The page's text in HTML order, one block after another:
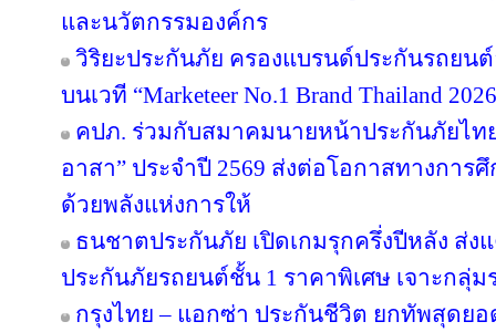
และนวัตกรรมองค์กร
วิริยะประกันภัย ครองแบรนด์ประกันรถยน
บนเวที “Marketeer No.1 Brand Thailand
คปภ. ร่วมกับสมาคมนายหน้าประกันภัยไท
อาสา” ประจำปี 2569 ส่งต่อโอกาสทางการ
ด้วยพลังแห่งการให้
ธนชาตประกันภัย เปิดเกมรุกครึ่งปีหลัง ส่ง
ประกันภัยรถยนต์ชั้น 1 ราคาพิเศษ เจาะกลุ่
กรุงไทย – แอกซ่า ประกันชีวิต ยกทัพสุดย